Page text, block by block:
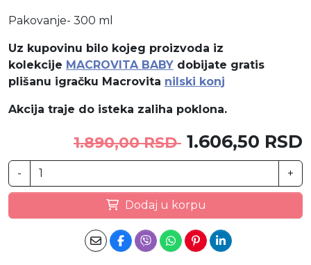
Pakovanje- 300 ml
Uz kupovinu bilo kojeg proizvoda iz
kolekcije MACROVITA BABY dobijate gratis
plišanu igračku Macrovita nilski konj
Akcija traje do isteka zaliha poklona.
1.890,00 RSD 1.606,50 RSD
- +
Dodaj u korpu